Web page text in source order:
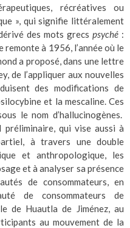
récréatives ou
», qui signifie littéralement
des mots grecspsyché :
remonte à 1956, l’année où le
a proposé, dans une lettre
de l’appliquer aux nouvelles
des modifications de
et la mescaline. Ces
le nom d’hallucinogènes.
qui vise aussi à
à travers une double
et anthropologique, les
et à analyser sa présence
de consommateurs, en
de consommateurs de
de Huautla de Jiménez, au
au mouvement de la